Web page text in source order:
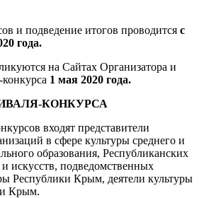
и подведение итогов проводится с
года.
на Сайтах Организатора и
1 мая 2020 года.
КОНКУРСА
входят представители
в сфере культуры среднего и
образования, Республиканских
искусств, подведомственных
Республики Крым, деятели культуры
Крым.